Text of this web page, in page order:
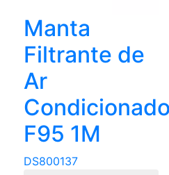
Manta
Filtrante de
Ar
F95 1M
DS800137